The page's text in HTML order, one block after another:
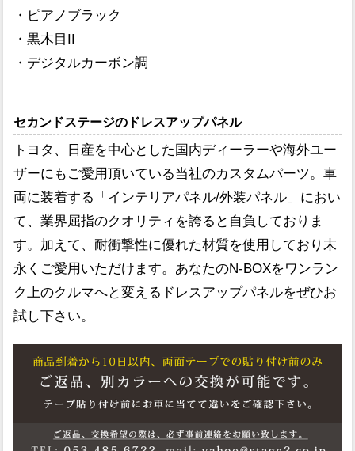
・ピアノブラック
・黒木目II
・デジタルカーボン調
セカンドステージのドレスアップパネル
トヨタ、日産を中心とした国内ディーラーや海外ユー
ザーにもご愛用頂いている当社のカスタムパーツ。車
両に装着する「インテリアパネル/外装パネル」におい
て、業界屈指のクオリティを誇ると自負しておりま
す。加えて、耐衝撃性に優れた材質を使用しており末
永くご愛用いただけます。あなたのN-BOXをワンラン
ク上のクルマへと変えるドレスアップパネルをぜひお
試し下さい。